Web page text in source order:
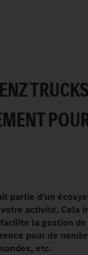
partie d'un
activité. Cela
la gestion
pour de
etc.